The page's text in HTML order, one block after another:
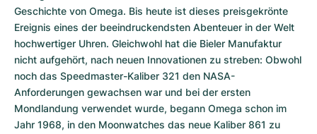
Geschichte von Omega. Bis heute ist dieses preisgekrönte
Ereignis eines der beeindruckendsten Abenteuer in der Welt
hochwertiger Uhren. Gleichwohl hat die Bieler Manufaktur
nicht aufgehört, nach neuen Innovationen zu streben: Obwohl
noch das Speedmaster-Kaliber 321 den NASA-
Anforderungen gewachsen war und bei der ersten
Mondlandung verwendet wurde, begann Omega schon im
Jahr 1968, in den Moonwatches das neue Kaliber 861 zu